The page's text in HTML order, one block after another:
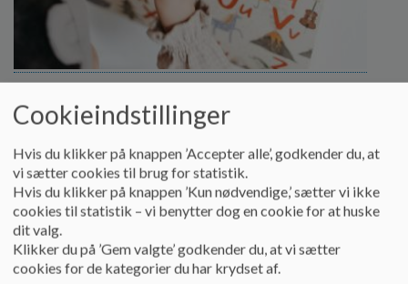
Menneskesyn / Skolens DNA
Vi tror på, at barnet gør det bedste det kan.
Læs mere
Cookieindstillinger
Hvis du klikker på knappen ’Accepter alle’, godkender du, at
vi sætter cookies til brug for statistik.
Hvis du klikker på knappen ’Kun nødvendige,’ sætter vi ikke
cookies til statistik – vi benytter dog en cookie for at huske
dit valg.
Klikker du på ’Gem valgte’ godkender du, at vi sætter
cookies for de kategorier du har krydset af.